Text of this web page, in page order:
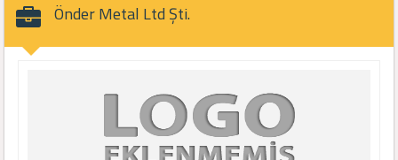
Önder Metal Ltd Şti.